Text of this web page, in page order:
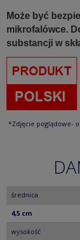
Może być
mikrofalówce.
substancji w
*Zdjęcie poglądowe-
średnica
4,5 cm
wysokość